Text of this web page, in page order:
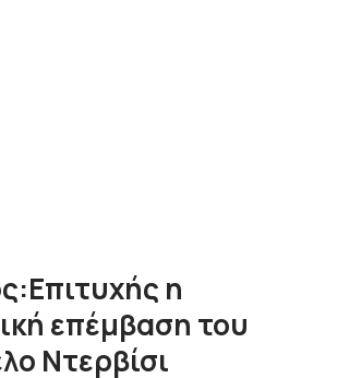
η
επέμβαση του
Ντερβίσι